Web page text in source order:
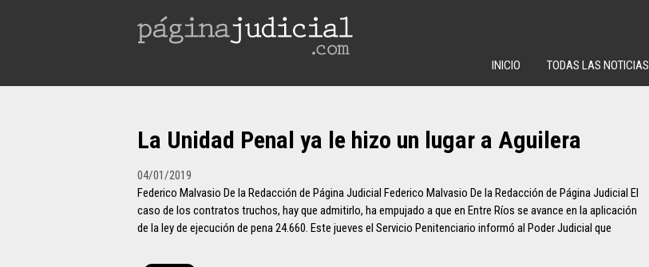
INICIO TODAS LAS NOTICIAS
La Unidad Penal ya le hizo un lugar a Aguilera
04/01/2019
Federico Malvasio De la Redacción de Página Judicial Federico Malvasio De la Redacción de Página Judicial El
caso de los contratos truchos, hay que admitirlo, ha empujado a que en Entre Ríos se avance en la aplicación
de la ley de ejecución de pena 24.660. Este jueves el Servicio Penitenciario informó al Poder Judicial que